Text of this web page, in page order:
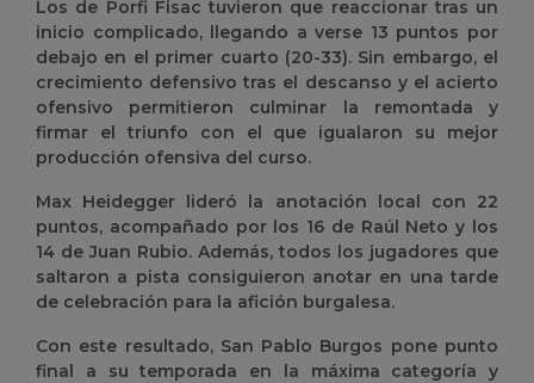
Los de Porfi Fisac tuvieron que reaccionar tras un
inicio complicado, llegando a verse 13 puntos por
debajo en el primer cuarto (20-33). Sin embargo, el
crecimiento defensivo tras el descanso y el acierto
ofensivo permitieron culminar la remontada y
firmar el triunfo con el que igualaron su mejor
producción ofensiva del curso.
Max Heidegger lideró la anotación local con 22
puntos, acompañado por los 16 de Raúl Neto y los
14 de Juan Rubio. Además, todos los jugadores que
saltaron a pista consiguieron anotar en una tarde
de celebración para la afición burgalesa.
Con este resultado, San Pablo Burgos pone punto
final a su temporada en la máxima categoría y